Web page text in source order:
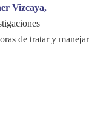
Vizcaya,
de tratar y manejar